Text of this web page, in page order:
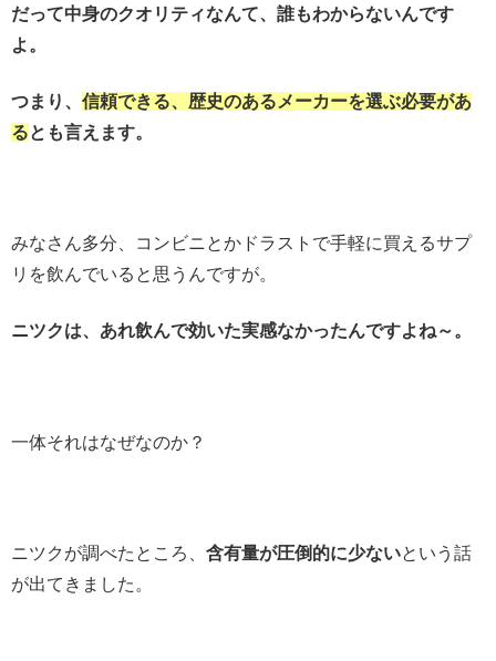
だって中身のクオリティなんて、誰もわからないんです
よ。
つまり、 信頼できる、歴史のあるメーカーを選ぶ必要があ
るとも言えます。
みなさん多分、コンビニとかドラストで手軽に買えるサプ
リを飲んでいると思うんですが。
ニツクは、あれ飲んで効いた実感なかったんですよね～。
一体それはなぜなのか？
ニツクが調べたところ、 含有量が圧倒的に少ないという話
が出てきました。